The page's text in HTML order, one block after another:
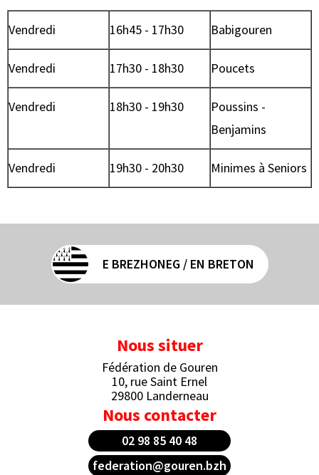
Vendredi 16h45 - 17h30 Babigouren
Vendredi 17h30 - 18h30 Poucets
Vendredi 18h30 - 19h30
Poussins -
Benjamins
Vendredi 19h30 - 20h30 Minimes à Seniors
E BREZHONEG / EN BRETON
Nous situer
Fédération de Gouren
10, rue Saint Ernel
29800 Landerneau
Nous contacter
02 98 85 40 48
federation@gouren.bzh